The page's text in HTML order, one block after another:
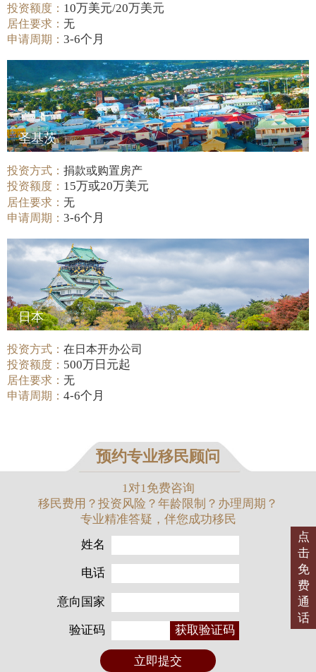
投资额度： 10万美元/20万美元
居住要求：无
申请周期：3-6个月
圣基茨
投资方式：捐款或购置房产
投资额度： 15万或20万美元
居住要求：无
申请周期：3-6个月
日本
投资方式：在日本开办公司
投资额度： 500万日元起
居住要求：无
申请周期：4-6个月
预约专业移民顾问
1对1免费咨询
移民费用？投资风险？年龄限制？办理周期？
专业精准答疑，伴您成功移民
姓名
电话
意向国家
验证码 获取验证码
立即提交
点
击
免
费
通
话